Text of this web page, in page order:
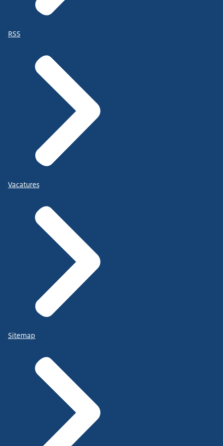
j.ten.brinke@enschede.nl
E-mailadres:
telefoonnummer:
+31 2 35 67 63 92
mobiel:
j.rens@capelleaandenijssel.nl
Website:
leerplicht@mijngemeentedichtbij.nl
Gemeente Heusden
Aanmeldpunt Heusden
Postbus 41
5250 AA Vlijmen
birgitta.laarman@duo.nl
of
Anita Dusink
Telefoonnummer 06-29 04 25 40
E-mailadres
RSS
Vacatures
Sitemap